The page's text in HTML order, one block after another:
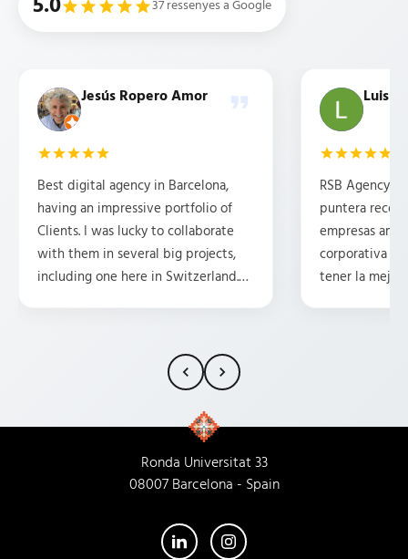
37 ressenyes a Google
Jesús Ropero Amor
Best digital agency in Barcelona,
having an impressive portfolio of
Clients. I was lucky to collaborate
with them in several big projects,
including one here in Switzerland.
Luis
RSB Agency
puntera
empresas
corporativa y
tener la mejor
Ronda Universitat 33
08007 Barcelona - Spain